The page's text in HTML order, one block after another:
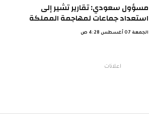
مسؤول سعودي: تقارير تشير إلى
استعداد جماعات لمهاجمة المملكة
الجمعة 07 أغسطس 4:28 ص
اعلانات